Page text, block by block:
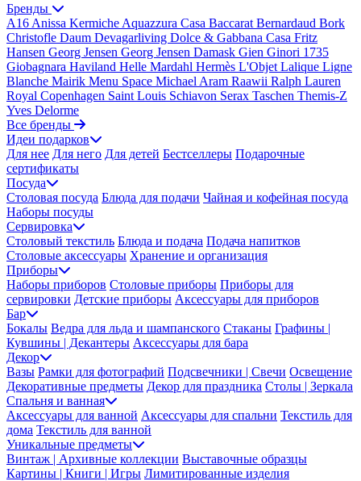
Бренды
A16 Anissa Kermiche Aquazzura Casa Baccarat Bernardaud Bork
Christofle Daum Devagarliving Dolce & Gabbana Casa Fritz
Hansen Georg Jensen Georg Jensen Damask Gien Ginori 1735
Giobagnara Haviland Helle Mardahl Hermès L'Objet Lalique Ligne
Blanche Mairik Menu Space Michael Aram Raawii Ralph Lauren
Royal Copenhagen Saint Louis Schiavon Serax Taschen Themis-Z
Yves Delorme
Все бренды
Идеи подарков
Для нее Для него Для детей Бестселлеры Подарочные
сертификаты
Посуда
Столовая посуда Блюда для подачи Чайная и кофейная посуда
Наборы посуды
Сервировка
Столовый текстиль Блюда и подача Подача напитков
Столовые аксессуары Хранение и организация
Приборы
Наборы приборов Столовые приборы Приборы для
сервировки Детские приборы Аксессуары для приборов
Бар
Бокалы Ведра для льда и шампанского Стаканы Графины |
Кувшины | Декантеры Аксессуары для бара
Декор
Вазы Рамки для фотографий Подсвечники | Свечи Освещение
Декоративные предметы Декор для праздника Столы | Зеркала
Спальня и ванная
Аксессуары для ванной Аксессуары для спальни Текстиль для
дома Текстиль для ванной
Уникальные предметы
Винтаж | Архивные коллекции Выставочные образцы
Картины | Книги | Игры Лимитированные изделия